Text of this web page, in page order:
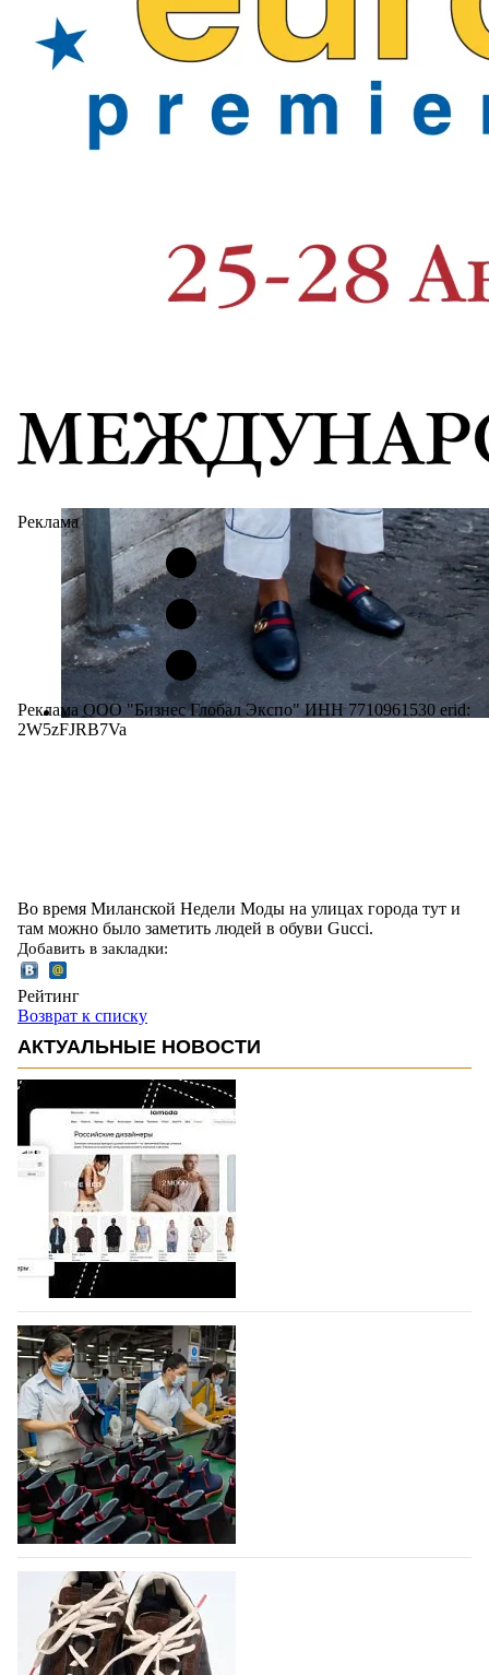
Реклама
Реклама ООО "Бизнес Глобал Экспо" ИНН 7710961530 erid:
2W5zFJRB7Va
Во время Миланской Недели Моды на улицах города тут и
там можно было заметить людей в обуви Gucci.
Добавить в закладки:
Рейтинг
Возврат к списку
АКТУАЛЬНЫЕ НОВОСТИ
На платформе Lamoda - новый раздел и
условия продвижения локальных
дизайнерских марок
Российский маркетплейс Lamoda решил обновить
раздел для продажи продукции локальных
дизайнерских марок одежды, обуви и аксессуаров.
Бренды также получат маркетинговую…
06.08.2026 256
Объем мирового производства обуви в
2025 году практически не увеличился
В 2025 году мировое производство обуви